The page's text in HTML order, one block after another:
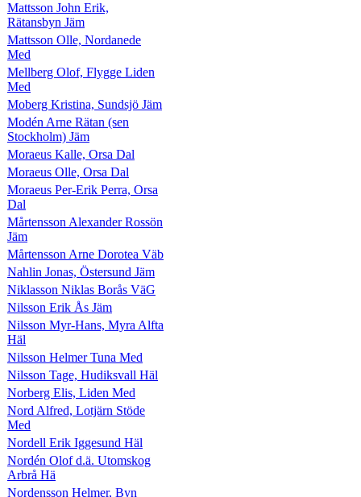
Mattsson John Erik,
Rätansbyn Jäm
Mattsson Olle, Nordanede
Med
Mellberg Olof, Flygge Liden
Med
Moberg Kristina, Sundsjö Jäm
Modén Arne Rätan (sen
Stockholm) Jäm
Moraeus Kalle, Orsa Dal
Moraeus Olle, Orsa Dal
Moraeus Per-Erik Perra, Orsa
Dal
Mårtensson Alexander Rossön
Jäm
Mårtensson Arne Dorotea Väb
Nahlin Jonas, Östersund Jäm
Niklasson Niklas Borås VäG
Nilsson Erik Ås Jäm
Nilsson Myr-Hans, Myra Alfta
Häl
Nilsson Helmer Tuna Med
Nilsson Tage, Hudiksvall Häl
Norberg Elis, Liden Med
Nord Alfred, Lotjärn Stöde
Med
Nordell Erik Iggesund Häl
Nordén Olof d.ä. Utomskog
Arbrå Hä
Nordensson Helmer, Byn